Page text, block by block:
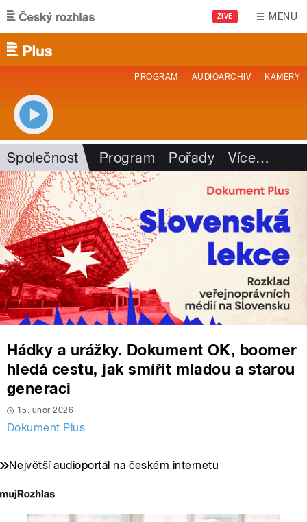
Přejít k hlavnímu obsahu
ŽIVĚ MENU
PROGRAM AUDIOARCHIV KAMERY
Společnost Program Pořady Více…
Hádky a urážky. Dokument OK, boomer
hledá cestu, jak smířit mladou a starou
generaci
15. únor 2026
Dokument Plus
Největší audioportál na českém internetu